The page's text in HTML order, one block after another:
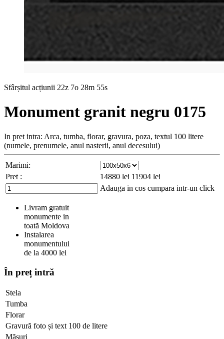
Sfârșitul acțiunii 22z 7o 28m 53s
Monument granit negru 0175
In pret intra: Arca, tumba, florar, gravura, poza, textul 100 litere
(numele, prenumele, anul nasterii, anul decesului)
Marimi:
Pret :
14880lei 11904 lei
Adauga in cos cumpara intr-un click
Livram gratuit
monumente in
toată Moldova
Instalarea
monumentului
de la 4000 lei
În preț intră
Stela
Tumba
Florar
Gravură foto și text 100 de litere
Măsuri